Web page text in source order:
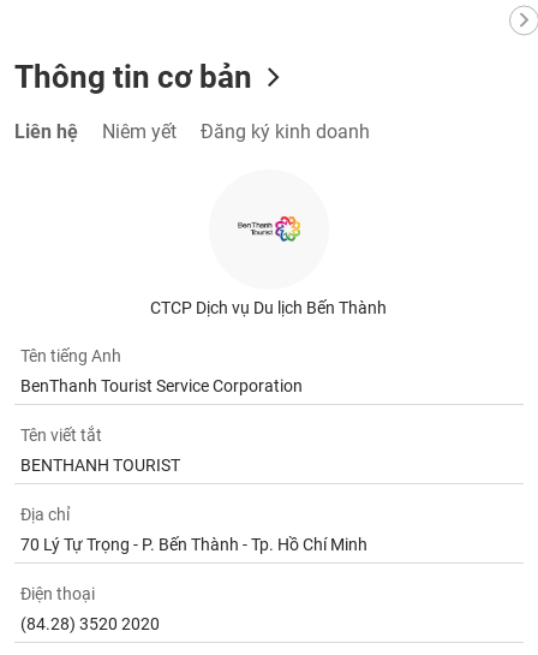
Thông tin cơ bản
Liên hệ Niêm yết Đăng ký kinh doanh
CTCP Dịch vụ Du lịch Bến Thành
Tên tiếng Anh
BenThanh Tourist Service Corporation
Tên viết tắt
BENTHANH TOURIST
Địa chỉ
70 Lý Tự Trọng - P. Bến Thành - Tp. Hồ Chí Minh
Điện thoại
(84.28) 3520 2020